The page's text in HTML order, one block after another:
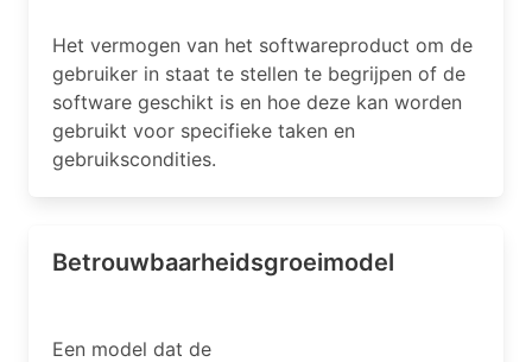
Het vermogen van het softwareproduct om de
gebruiker in staat te stellen te begrijpen of de
software geschikt is en hoe deze kan worden
gebruikt voor specifieke taken en
gebruikscondities.
Betrouwbaarheidsgroeimodel
Een model dat de